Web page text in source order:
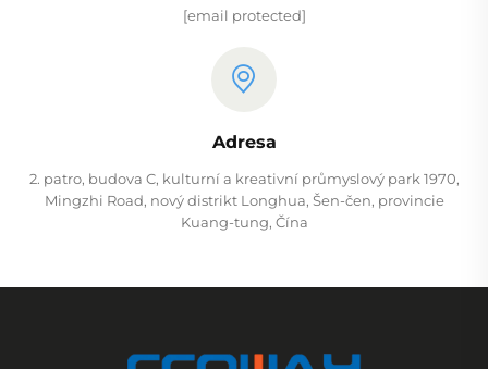
[email protected]
Adresa
2. patro, budova C, kulturní a kreativní průmyslový park 1970,
Mingzhi Road, nový distrikt Longhua, Šen-čen, provincie
Kuang-tung, Čína